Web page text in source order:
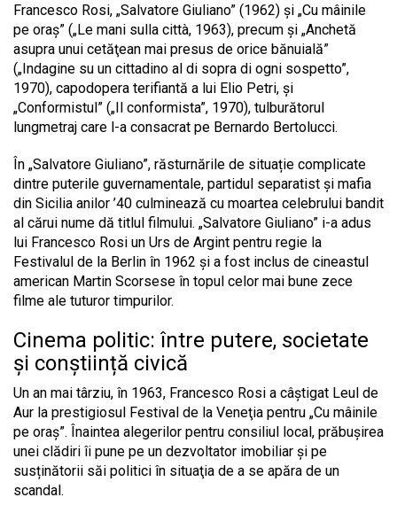
Francesco Rosi, „Salvatore Giuliano” (1962) şi „Cu mâinile
pe oraş” („Le mani sulla città, 1963), precum şi „Anchetă
asupra unui cetăţean mai presus de orice bănuială”
(„Indagine su un cittadino al di sopra di ogni sospetto”,
1970), capodopera terifiantă a lui Elio Petri, şi
„Conformistul” („Il conformista”, 1970), tulburătorul
lungmetraj care l-a consacrat pe Bernardo Bertolucci.
În „Salvatore Giuliano”, răsturnările de situație complicate
dintre puterile guvernamentale, partidul separatist și mafia
din Sicilia anilor ’40 culminează cu moartea celebrului bandit
al cărui nume dă titlul filmului. „Salvatore Giuliano” i-a adus
lui Francesco Rosi un Urs de Argint pentru regie la
Festivalul de la Berlin în 1962 şi a fost inclus de cineastul
american Martin Scorsese în topul celor mai bune zece
filme ale tuturor timpurilor.
Cinema politic: între putere, societate
și conștiință civică
Un an mai târziu, în 1963, Francesco Rosi a câştigat Leul de
Aur la prestigiosul Festival de la Veneţia pentru „Cu mâinile
pe oraş”. Înaintea alegerilor pentru consiliul local, prăbușirea
unei clădiri îi pune pe un dezvoltator imobiliar și pe
susținătorii săi politici în situaţia de a se apăra de un
scandal.